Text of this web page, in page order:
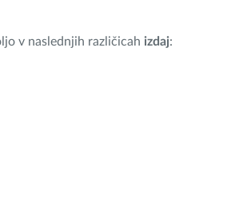
v naslednjih različicah izdaj: